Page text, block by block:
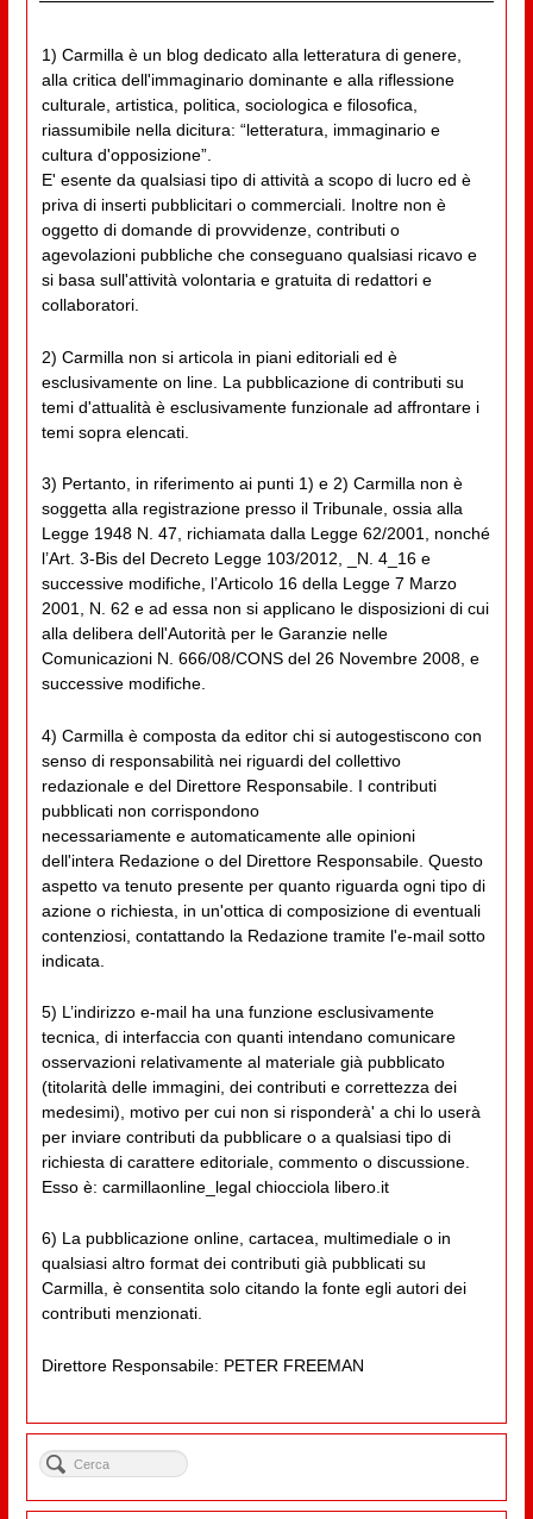
1) Carmilla è un blog dedicato alla letteratura di genere,
alla critica dell'immaginario dominante e alla riflessione
culturale, artistica, politica, sociologica e filosofica,
riassumibile nella dicitura: “letteratura, immaginario e
cultura d'opposizione”.
E' esente da qualsiasi tipo di attività a scopo di lucro ed è
priva di inserti pubblicitari o commerciali. Inoltre non è
oggetto di domande di provvidenze, contributi o
agevolazioni pubbliche che conseguano qualsiasi ricavo e
si basa sull'attività volontaria e gratuita di redattori e
collaboratori.
2) Carmilla non si articola in piani editoriali ed è
esclusivamente on line. La pubblicazione di contributi su
temi d'attualità è esclusivamente funzionale ad affrontare i
temi sopra elencati.
3) Pertanto, in riferimento ai punti 1) e 2) Carmilla non è
soggetta alla registrazione presso il Tribunale, ossia alla
Legge 1948 N. 47, richiamata dalla Legge 62/2001, nonché
l’Art. 3-Bis del Decreto Legge 103/2012, _N. 4_16 e
successive modifiche, l’Articolo 16 della Legge 7 Marzo
2001, N. 62 e ad essa non si applicano le disposizioni di cui
alla delibera dell'Autorità per le Garanzie nelle
Comunicazioni N. 666/08/CONS del 26 Novembre 2008, e
successive modifiche.
4) Carmilla è composta da editor chi si autogestiscono con
senso di responsabilità nei riguardi del collettivo
redazionale e del Direttore Responsabile. I contributi
pubblicati non corrispondono
necessariamente e automaticamente alle opinioni
dell'intera Redazione o del Direttore Responsabile. Questo
aspetto va tenuto presente per quanto riguarda ogni tipo di
azione o richiesta, in un'ottica di composizione di eventuali
contenziosi, contattando la Redazione tramite l'e-mail sotto
indicata.
5) L’indirizzo e-mail ha una funzione esclusivamente
tecnica, di interfaccia con quanti intendano comunicare
osservazioni relativamente al materiale già pubblicato
(titolarità delle immagini, dei contributi e correttezza dei
medesimi), motivo per cui non si risponderà' a chi lo userà
per inviare contributi da pubblicare o a qualsiasi tipo di
richiesta di carattere editoriale, commento o discussione.
Esso è: carmillaonline_legal chiocciola libero.it
6) La pubblicazione online, cartacea, multimediale o in
qualsiasi altro format dei contributi già pubblicati su
Carmilla, è consentita solo citando la fonte egli autori dei
contributi menzionati.
Direttore Responsabile: PETER FREEMAN